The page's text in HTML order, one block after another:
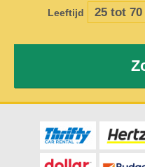
Leeftijd